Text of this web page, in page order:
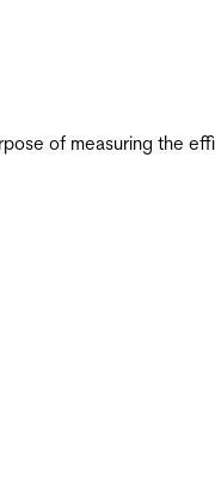
of measuring the